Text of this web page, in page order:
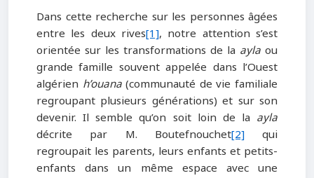
Dans cette recherche sur les personnes âgées
entre les deux rives[1], notre attention s’est
orientée sur les transformations de la ayla ou
grande famille souvent appelée dans l’Ouest
algérien h’ouana(communauté de vie familiale
regroupant plusieurs générations) et sur son
devenir. Il semble qu’on soit loin de la ayla
décrite par M. Boutefnouchet[2]qui
regroupait les parents, leurs enfants et petits-
enfants dans un même espace avec une